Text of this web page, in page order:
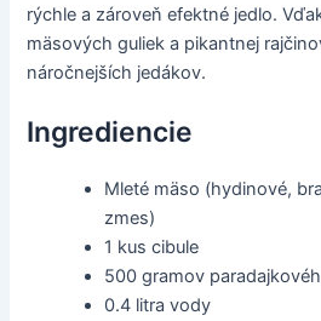
rýchle a zároveň efektné jedlo.
mäsových guliek a pikantnej
náročnejších jedákov.
Ingrediencie
Mleté mäso (hydinové,
zmes)
1 kus cibule
500 gramov
0.4 litra vody